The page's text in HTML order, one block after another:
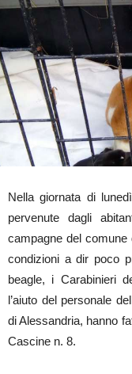
Nella giornata di
pervenute dagli
campagne del
condizioni a dir poco
beagle, i Carabinieri
l’aiuto del personale
di Alessandria, hanno
Cascine n. 8.